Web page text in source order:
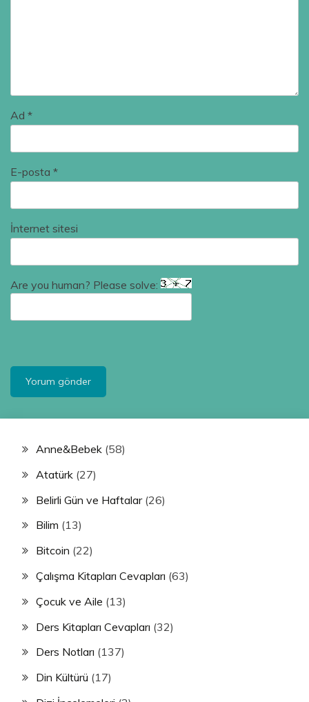
Ad *
E-posta *
İnternet sitesi
Are you human? Please solve:
Anne&Bebek (58)
Atatürk (27)
Belirli Gün ve Haftalar(26)
Bilim (13)
Bitcoin (22)
Çalışma Kitapları Cevapları (63)
Çocuk ve Aile (13)
Ders Kitapları Cevapları (32)
Ders Notları (137)
Din Kültürü (17)